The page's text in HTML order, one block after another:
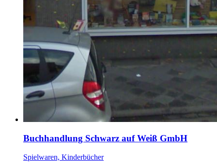
Buchhandlung Schwarz auf Weiß GmbH
Spielwaren, Kinderbücher